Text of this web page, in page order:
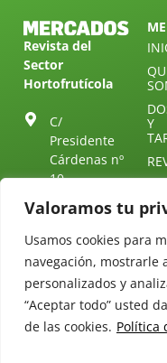
Valoramos tu
Usamos cookies para
navegación, mostrarle
personalizados y
“Aceptar todo” usted
de las cookies. Política
Revista del
Sector
Hortofrutícola
C/
Presidente
Cárdenas nº
10.
Sevilla.
ESPAÑA
Tel: (+34) 954
25 88 51
Y